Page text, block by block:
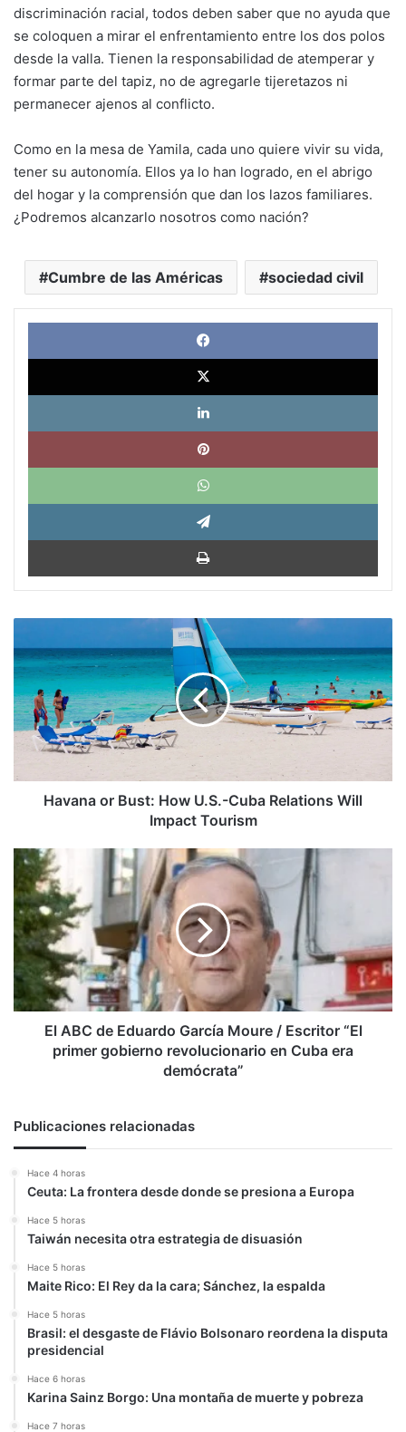
discriminación racial, todos deben saber que no ayuda que
se coloquen a mirar el enfrentamiento entre los dos polos
desde la valla. Tienen la responsabilidad de atemperar y
formar parte del tapiz, no de agregarle tijeretazos ni
permanecer ajenos al conflicto.
Como en la mesa de Yamila, cada uno quiere vivir su vida,
tener su autonomía. Ellos ya lo han logrado, en el abrigo
del hogar y la comprensión que dan los lazos familiares.
¿Podremos alcanzarlo nosotros como nación?
Cumbre de las Américas sociedad civil
X
or
Bust:
How
U.S.-
Cuba
Relations
Impact
TourismHavana or Bust: How U.S.-Cuba Relations Will
Impact Tourism
El
ABC
de
Eduardo
García
Moure
/
Escritor
“El
primer
gobierno
era
El ABC de Eduardo García Moure / Escritor “El
primer gobierno revolucionario en Cuba era
demócrata”
Publicaciones relacionadas
Hace 4 horas
Ceuta: La frontera desde donde se presiona a Europa
Hace 5 horas
Taiwán necesita otra estrategia de disuasión
Hace 5 horas
Maite Rico: El Rey da la cara; Sánchez, la espalda
Hace 5 horas
Brasil: el desgaste de Flávio Bolsonaro reordena la disputa
presidencial
Hace 6 horas
Karina Sainz Borgo: Una montaña de muerte y pobreza
Hace 7 horas